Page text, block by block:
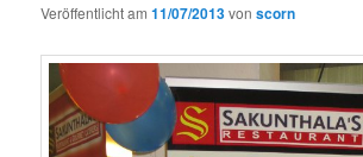
Veröffentlicht am11/07/2013vonscorn